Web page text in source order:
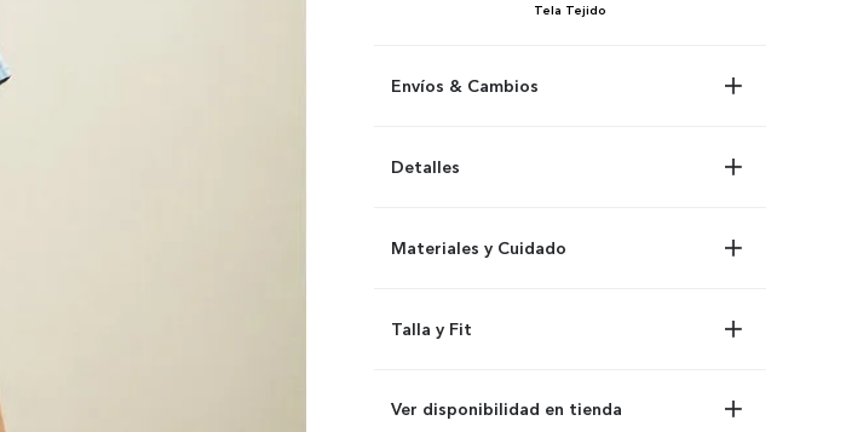
Tela Tejido
Envíos & Cambios
Detalles
Materiales y Cuidado
Talla y Fit
Ver disponibilidad en tienda